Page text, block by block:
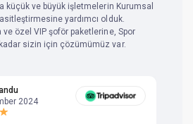
küçük ve büyük işletmelerin Kurumsal
yardımcı olduk.
ve özel VIP şoför paketlerine, Spor
kadar sizin için çözümümüz var.
2024